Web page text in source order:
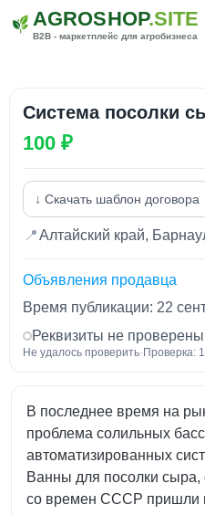
AGROSHOP.SITE
B2B - маркетплейс для агробизнеса
Система посолки
100 ₽
↓ Скачать шаблон договора
📍Алтайский край,
Объявления продавца
Время публикации: 22
Реквизиты не проверены
Не удалось проверить· Проверка:
В последнее время на
проблема солильных
автоматизированных
Ванны для посолки сыра,
со времен СССР пришли